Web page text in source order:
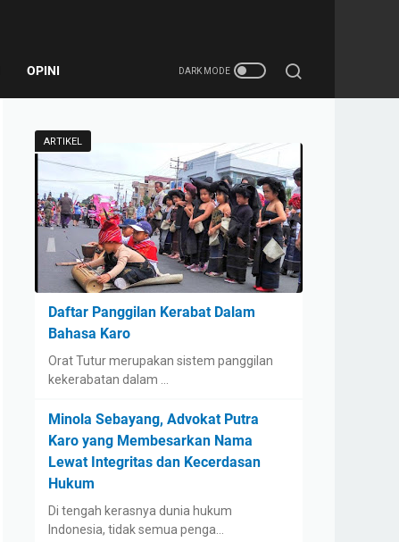
OPINI
ARTIKEL
Daftar Panggilan Kerabat Dalam
Bahasa Karo
Orat Tutur merupakan sistem panggilan
kekerabatan dalam …
Minola Sebayang, Advokat Putra
Karo yang Membesarkan Nama
Lewat Integritas dan Kecerdasan
Hukum
Di tengah kerasnya dunia hukum
Indonesia, tidak semua penga…